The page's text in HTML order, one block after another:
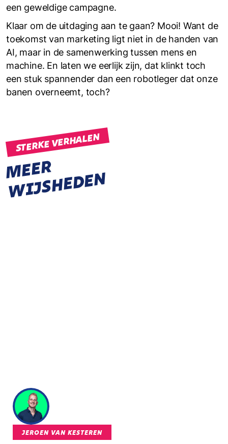
een geweldige campagne.
Klaar om de uitdaging aan te gaan? Mooi! Want de
toekomst van marketing ligt niet in de handen van
AI, maar in de samenwerking tussen mens en
machine. En laten we eerlijk zijn, dat klinkt toch
een stuk spannender dan een robotleger dat onze
banen overneemt, toch?
STERKE VERHALEN
M
E
E
R
W
I
J
S
H
E
D
E
N
JEROEN VAN KESTEREN